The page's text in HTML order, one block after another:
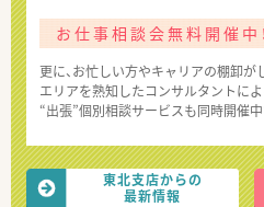
お仕事相談会無料開催中
更に、お忙しい方やキャリアの棚卸が
エリアを熟知したコンサルタントによ
“出張”個別相談サービスも同時開催中
東北支店からの
最新情報